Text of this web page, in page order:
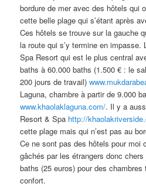
bordure de mer avec des hôtels qui
cette belle plage qui s’étant après
Ces hôtels se trouve sur la gauche
la route qui s’y termine en impasse.
Spa Resort qui est le plus central
baths à 60.000 baths (1.500 € : le
200 jours de travail)
Laguna, chambre à partir de 9.000
www.khaolaklaguna.com/. Il y a
Resort & Spa http://
cette plage mais qui n’est pas au
Ce ne sont pas des hôtels pour moi
gâchés par les étrangers donc
baths (25 euros) pour des
confort.